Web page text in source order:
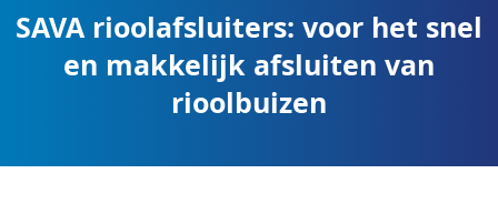
SAVA rioolafsluiters: voor het snel
en makkelijk afsluiten van
rioolbuizen